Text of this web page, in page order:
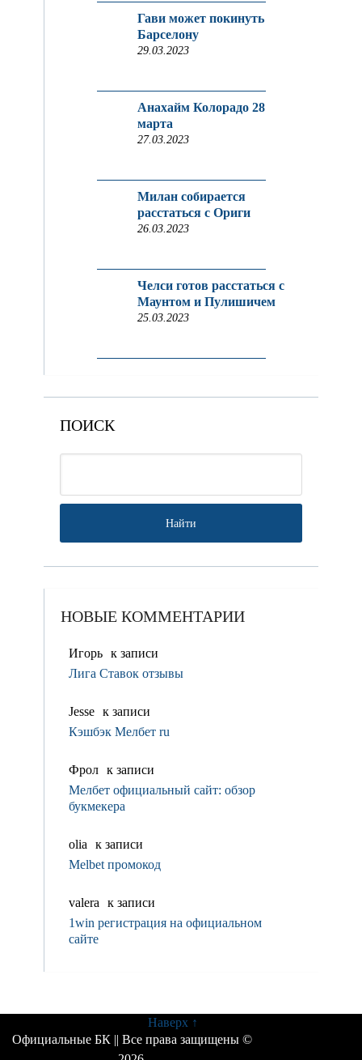
Гави может покинуть
Барселону
29.03.2023
Анахайм Колорадо 28
марта
27.03.2023
Милан собирается
расстаться с Ориги
26.03.2023
Челси готов расстаться с
Маунтом и Пулишичем
25.03.2023
ПОИСК
НОВЫЕ КОММЕНТАРИИ
Игорь к записи
Лига Ставок отзывы
Jesse к записи
Кэшбэк Мелбет ru
Фрол к записи
Мелбет официальный сайт: обзор
букмекера
olia
к записи
Melbet промокод
valerа
к записи
1win регистрация на официальном
сайте
Официальные БК || Все права защищены ©
Наверх ↑